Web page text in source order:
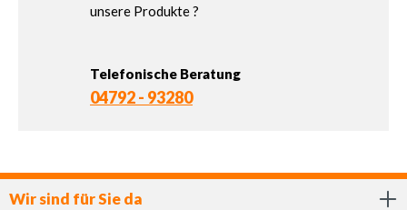
unsere Produkte ?
Telefonische Beratung
04792 - 93280
Wir sind für Sie da